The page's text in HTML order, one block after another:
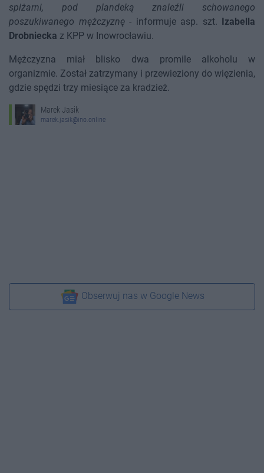
spiżarni, pod plandeką znaleźli schowanego
poszukiwanego mężczyznę- informuje asp. szt.
Izabella
Drobniecka z KPP w Inowrocławiu.
Mężczyzna miał blisko dwa promile alkoholu w
organizmie. Został zatrzymany i przewieziony do więzienia,
gdzie spędzi trzy miesiące za kradzież.
Marek Jasik
marek.jasik@ino.online
Obserwuj nas w Google News